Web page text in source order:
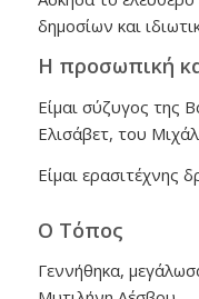
δημοσίων και
Η προσωπική
Είμαι σύζυγος της
Ελισάβετ, του
Είμαι ερασιτέχνης
Ο Τόπος
Γεννήθηκα,